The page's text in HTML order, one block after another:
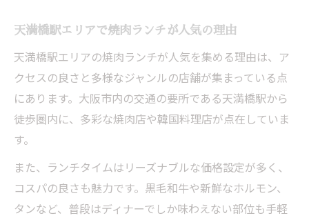
天満橋駅エリアで焼肉ランチが人気の理由
天満橋駅エリアの焼肉ランチが人気を集める理由は、ア
クセスの良さと多様なジャンルの店舗が集まっている点
にあります。大阪市内の交通の要所である天満橋駅から
徒歩圏内に、多彩な焼肉店や韓国料理店が点在していま
す。
また、ランチタイムはリーズナブルな価格設定が多く、
コスパの良さも魅力です。黒毛和牛や新鮮なホルモン、
タンなど、普段はディナーでしか味わえない部位も手軽